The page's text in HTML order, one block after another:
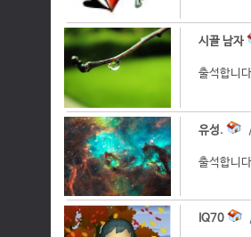
시골 남자
출석합니
유성.
출석합니
IQ70